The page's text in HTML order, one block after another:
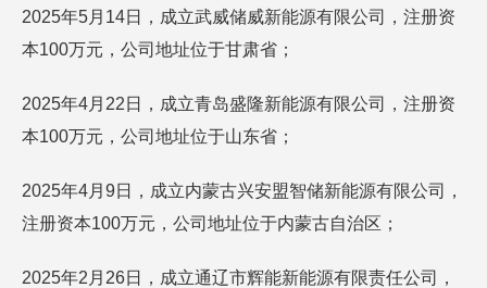
2025年5月14日，成立武威储威新能源有限公司，注册资
本100万元，公司地址位于甘肃省；
2025年4月22日，成立青岛盛隆新能源有限公司，注册资
本100万元，公司地址位于山东省；
2025年4月9日，成立内蒙古兴安盟智储新能源有限公司，
注册资本100万元，公司地址位于内蒙古自治区；
2025年2月26日，成立通辽市辉能新能源有限责任公司，